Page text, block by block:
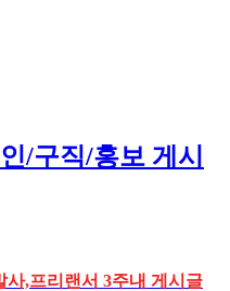
/구직/홍보 게시
사,프리랜서 3주내 게시글